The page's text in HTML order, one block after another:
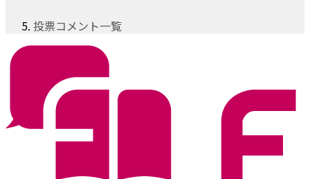
投票コメント一覧